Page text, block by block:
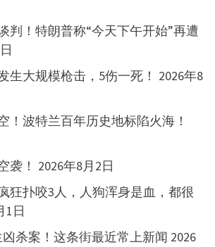
判！特朗普称“今天下午开始”再遭
生大规模枪击，5伤一死！ 2026年8
！波特兰百年历史地标陷火海！
袭！ 2026年8月2日
狂扑咬3人，人狗浑身是血，都很
1日
凶杀案！这条街最近常上新闻 2026